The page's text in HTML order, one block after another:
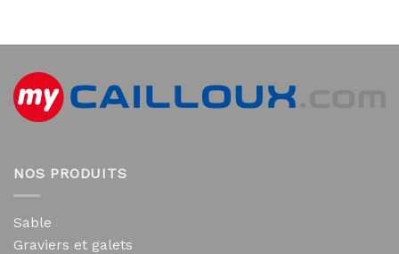
NOS PRODUITS
Sable
Graviers et galets